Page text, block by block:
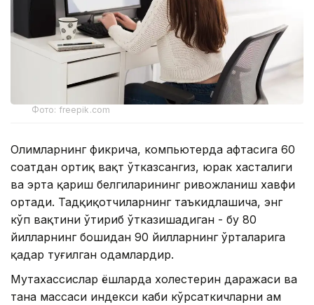
Фото: freepik.com
Олимларнинг фикрича, компьютерда ҳафтасига 60
соатдан ортиқ вақт ўтказсангиз, юрак хасталиги
ва эрта қариш белгиларининг ривожланиш хавфи
ортади. Тадқиқотчиларнинг таъкидлашича, энг
кўп вақтини ўтириб ўтказишадиган - бу 80
йилларнинг бошидан 90 йилларнинг ўрталарига
қадар туғилган одамлардир.
Мутахассислар ёшларда холестерин даражаси ва
тана массаси индекси каби кўрсаткичларни ҳам